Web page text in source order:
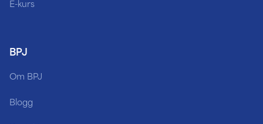
E-kurs
BPJ
Om BPJ
Blogg